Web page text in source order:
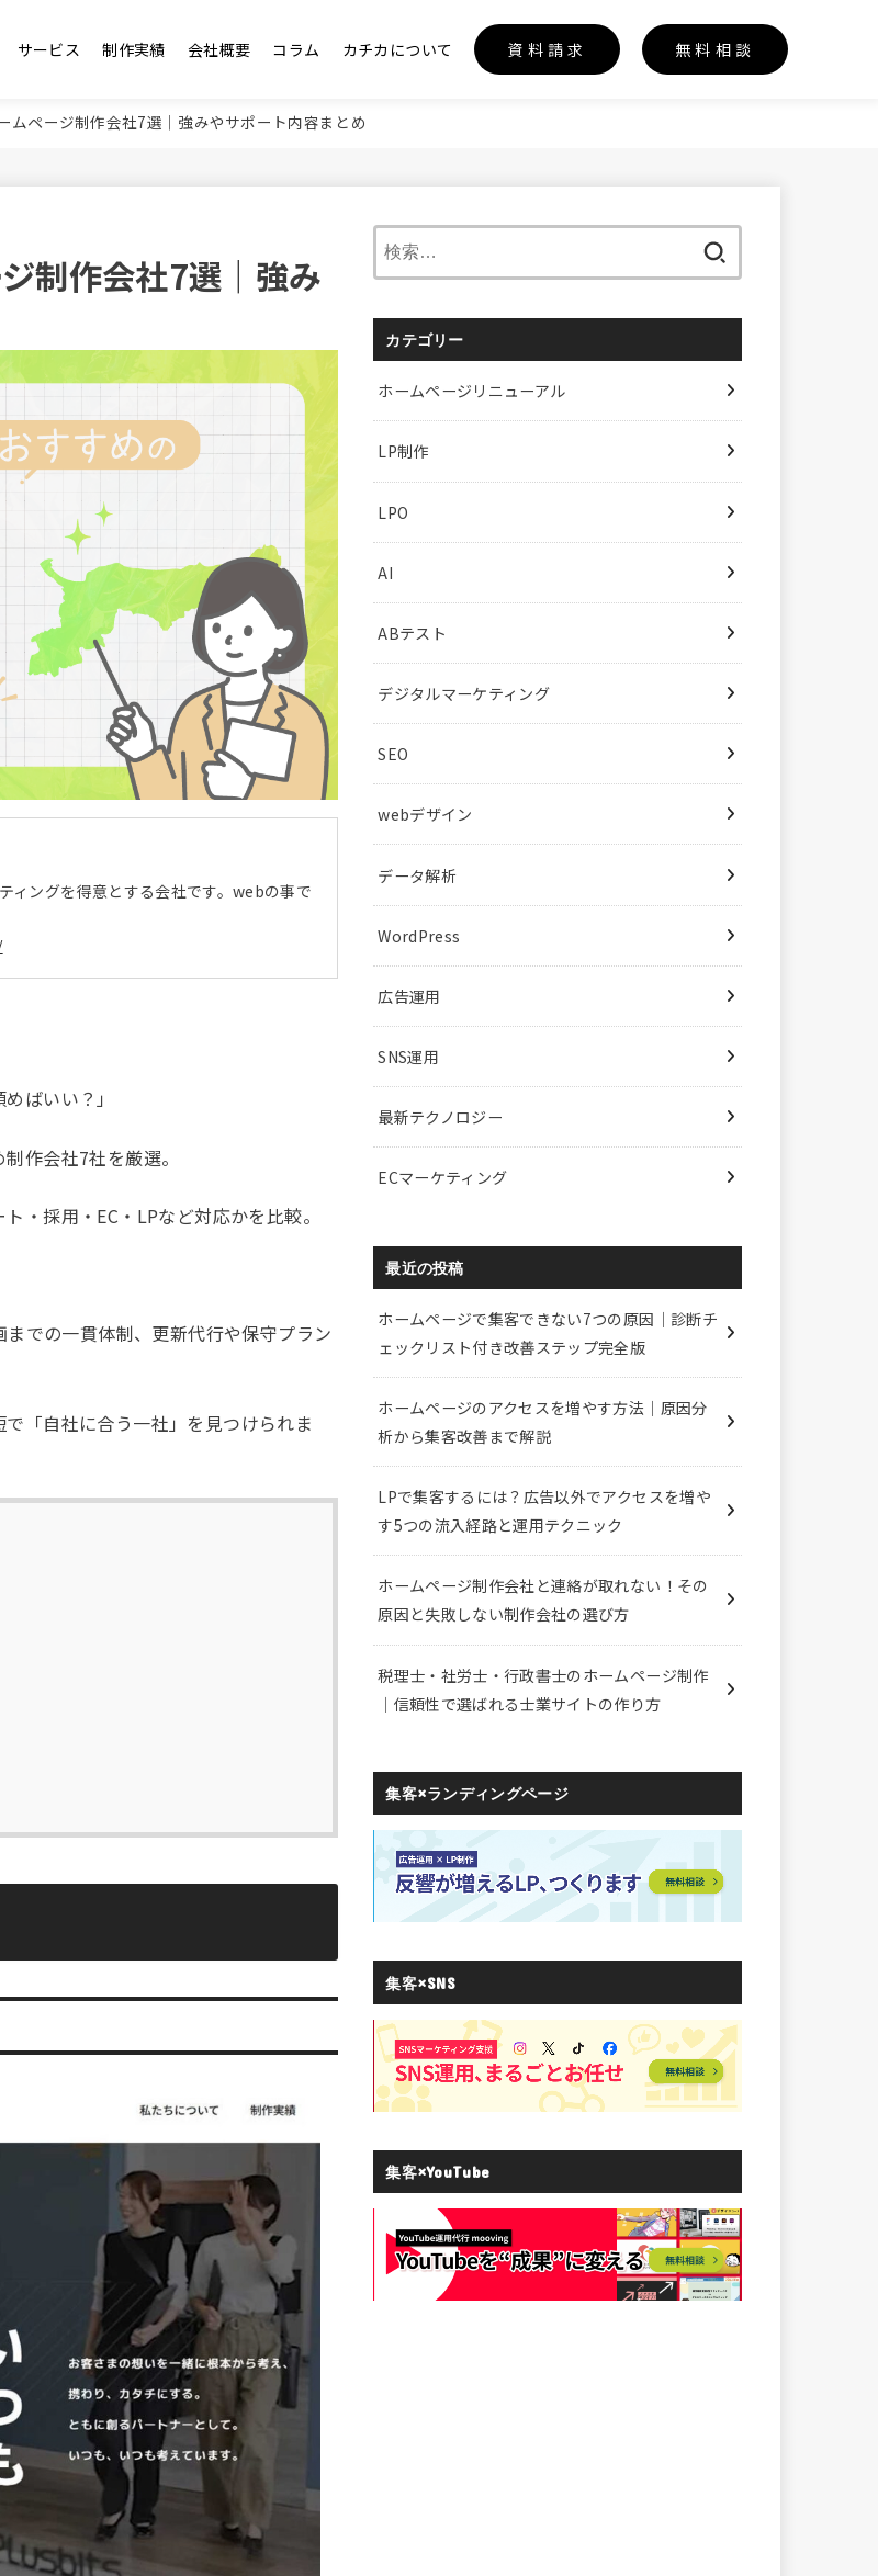
サービス 制作実績 会社概要 コラム カチカについて 資料請求 無料相談
ムページ制作会社7選｜強みやサポート内容まとめ
制作会社7選｜強み
ィングを得意とする会社です。webの事で
めばいい？」
作会社7社を厳選。
・採用・EC・LPなど対応かを比較。
での一貫体制、更新代行や保守プラン
「自社に合う一社」を見つけられま
カテゴリー
ホームページリニューアル
LP制作
LPO
AI
ABテスト
デジタルマーケティング
SEO
webデザイン
データ解析
WordPress
広告運用
SNS運用
最新テクノロジー
ECマーケティング
最近の投稿
ホームページで集客できない7つの原因｜診断チ
ェックリスト付き改善ステップ完全版
ホームページのアクセスを増やす方法｜原因分
析から集客改善まで解説
LPで集客するには？広告以外でアクセスを増や
す5つの流入経路と運用テクニック
ホームページ制作会社と連絡が取れない！その
原因と失敗しない制作会社の選び方
税理士・社労士・行政書士のホームページ制作
｜信頼性で選ばれる士業サイトの作り方
集客×ランディングページ
集客×SNS
集客×YouTube